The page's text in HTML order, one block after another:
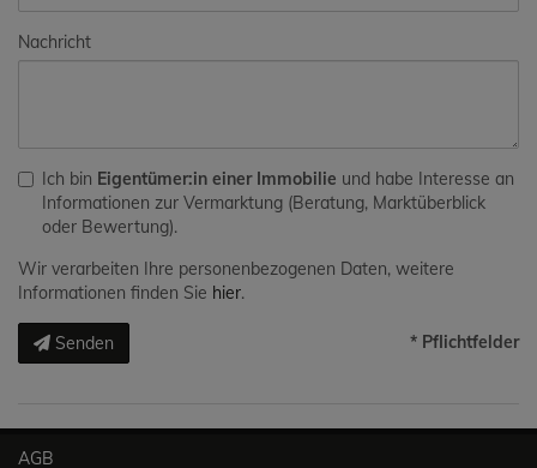
Nachricht
Ich bin Eigentümer:in einer Immobilie und habe Interesse an
Informationen zur Vermarktung (Beratung, Marktüberblick
oder Bewertung).
Wir verarbeiten Ihre personenbezogenen Daten, weitere
Informationen finden Sie hier.
Senden * Pflichtfelder
AGB